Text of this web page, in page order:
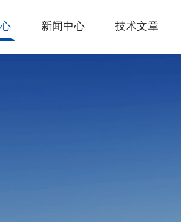
新闻中心 技术文章